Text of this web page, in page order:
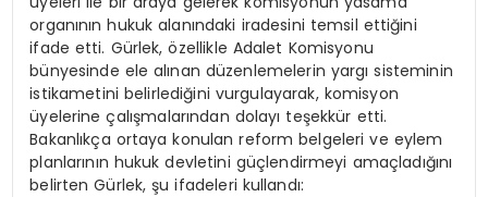
organının hukuk alanındaki iradesini temsil ettiğini
ifade etti. Gürlek, özellikle Adalet Komisyonu
bünyesinde ele alınan düzenlemelerin yargı sisteminin
istikametini belirlediğini vurgulayarak, komisyon
üyelerine çalışmalarından dolayı teşekkür etti.
Bakanlıkça ortaya konulan reform belgeleri ve eylem
planlarının hukuk devletini güçlendirmeyi amaçladığını
belirten Gürlek, şu ifadeleri kullandı: